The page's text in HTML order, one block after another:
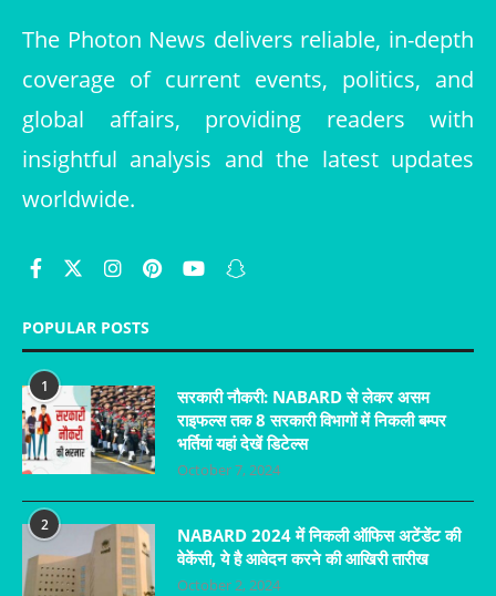
The Photon News delivers reliable, in-depth
coverage of current events, politics, and
global affairs, providing readers with
insightful analysis and the latest updates
worldwide.
POPULAR POSTS
1
सरकारी नौकरी: NABARD से लेकर असम
राइफल्स तक 8 सरकारी विभागों में निकली बम्पर
भर्तियां यहां देखें डिटेल्स
October 7, 2024
2
NABARD 2024 में निकली ऑफिस अटेंडेंट की
वेकेंसी, ये है आवेदन करने की आखिरी तारीख
October 2, 2024